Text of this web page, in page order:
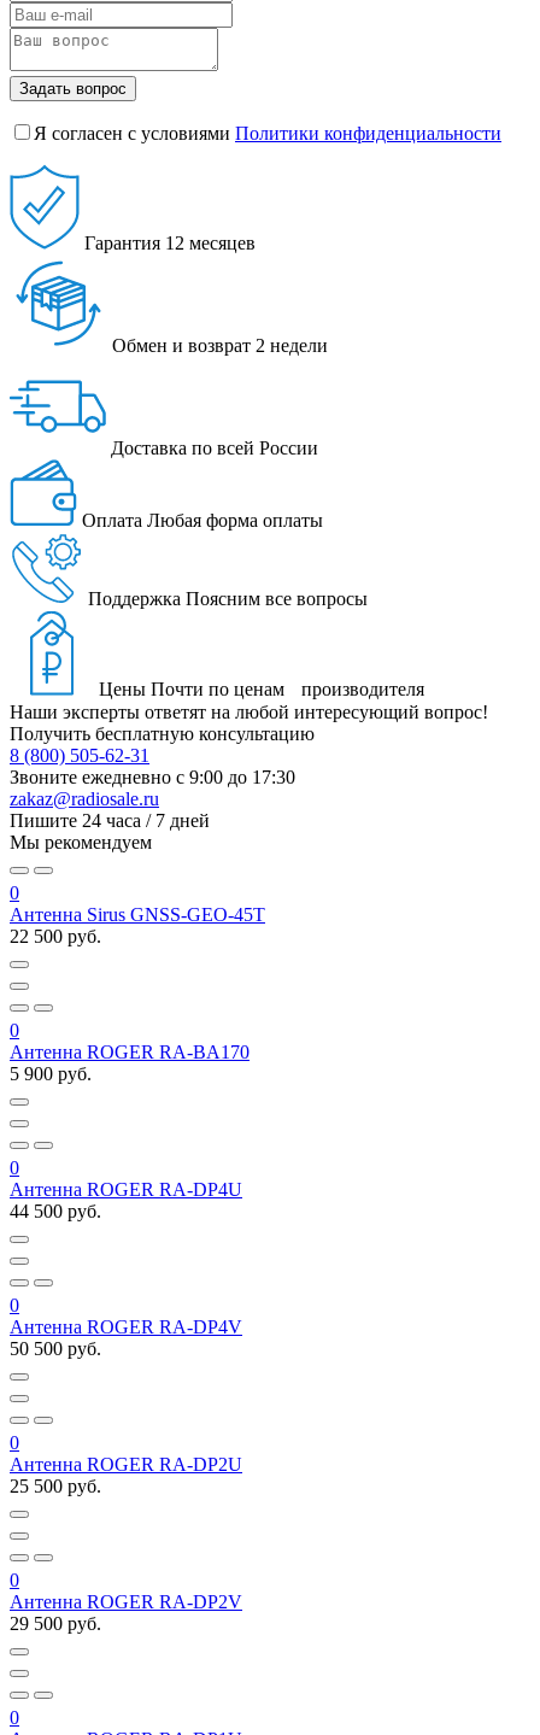
Задать вопрос
Я согласен с условиями Политики конфиденциальности
Гарантия 12 месяцев
Обмен и возврат 2 недели
Доставка по всей России
Оплата Любая форма оплаты
Поддержка Поясним все вопросы
Цены Почти по ценам производителя
Наши эксперты ответят на любой интересующий вопрос!
Получить бесплатную консультацию
8 (800) 505-62-31
Звоните ежедневно с 9:00 до 17:30
zakaz@radiosale.ru
Пишите 24 часа / 7 дней
Мы рекомендуем
0
Антенна Sirus GNSS-GEO-45T
22 500 руб.
0
Антенна ROGER RA-BA170
5 900 руб.
0
Антенна ROGER RA-DP4U
44 500 руб.
0
Антенна ROGER RA-DP4V
50 500 руб.
0
Антенна ROGER RA-DP2U
25 500 руб.
0
Антенна ROGER RA-DP2V
29 500 руб.
0